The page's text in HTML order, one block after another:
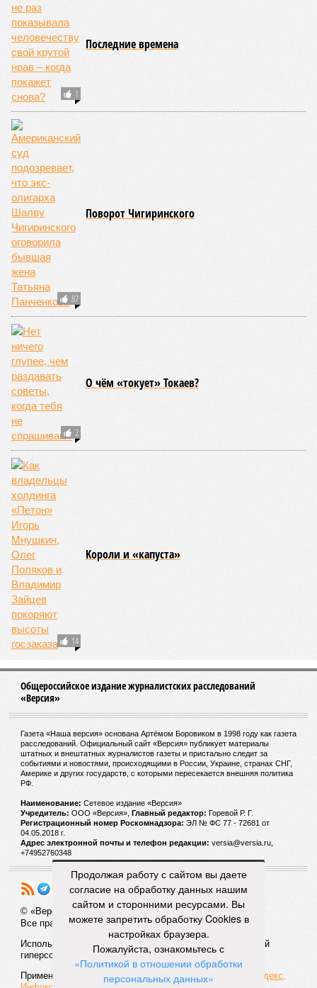
1
Последние времена
87
Поворот Чигиринского
2
О чём «токует» Токаев?
14
Kороли и «капуста»
Общероссийское издание журналистских расследований
«Версия»
Газета «Наша версия» основана Артёмом Боровиком в 1998 году как газета
расследований. Официальный сайт «Версия» публикует материалы
штатных и внештатных журналистов газеты и пристально следит за
событиями и новостями, происходящими в России, Украине, странах СНГ,
Америке и других государств, с которыми пересекается внешняя политика
РФ.
Наименование: Cетевое издание «Версия»
Учредитель: ООО «Версия», Главный редактор: Горевой Р. Г.
Регистрационный номер Роскомнадзора: ЭЛ № ФС 77 - 72681 от
04.05.2018 г.
Адрес электронной почты и телефон редакции: versia@versia.ru,
+74952760348
© «Версия» 18+
Все права защищены
Использование материалов «Версии» без индексируемой
гиперссылки запрещено
Применяются рекомендательные технологии:
СМИ2, Яндекс,
Продолжая работу с сайтом вы даете
согласие на обработку данных нашим
сайтом и сторонними ресурсами. Вы
можете запретить обработку Cookies в
настройках браузера.
Пожалуйста, ознакомьтесь с
«Политикой в отношении обработки
персональных данных»